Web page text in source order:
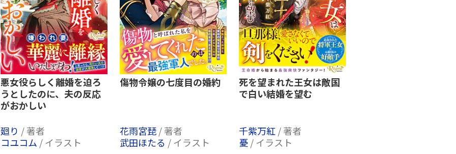
悪女役らしく離婚を迫ろ
うとしたのに、夫の反応
がおかしい
廻り / 著者
コユコム / イラスト
傷物令嬢の七度目の婚約
花雨宮琵/ 著者
武田ほたる / イラスト
死を望まれた王女は敵国
で白い結婚を望む
千紫万紅 / 著者
憂/ イラスト